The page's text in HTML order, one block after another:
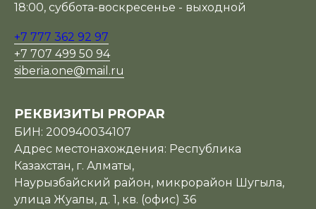
18:00, суббота-воскресенье - выходной
+7 777 362 92 97
+7 707 499 50 94
siberia.one@mail.ru
РЕКВИЗИТЫ PROPAR
БИН: 200940034107
Адрес местонахождения: Республика
Казахстан, г. Алматы,
Наурызбайский район, микрорайон Шугыла,
улица Жуалы, д. 1, кв. (офис) 36